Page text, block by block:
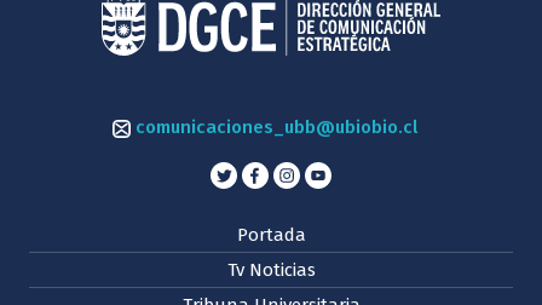
comunicaciones_ubb@ubiobio.cl
Portada
Tv Noticias